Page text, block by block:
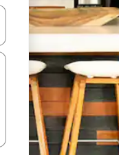
със